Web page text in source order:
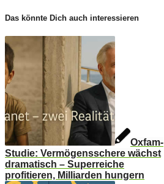
Das könnte Dich auch interessieren
Oxfam-
Studie: Vermögensschere wächst
dramatisch – Superreiche
profitieren, Milliarden hungern